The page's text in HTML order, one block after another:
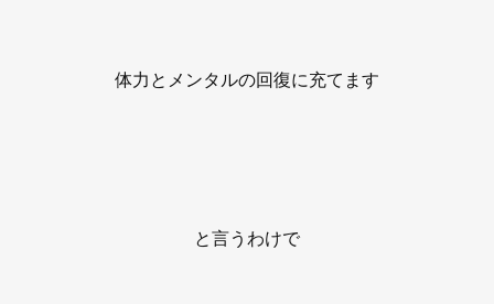
体力とメンタルの回復に充てます
と言うわけで